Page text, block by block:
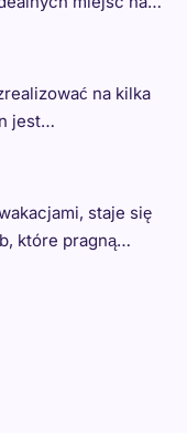
na kilka
jest…
staje się
które pragną…